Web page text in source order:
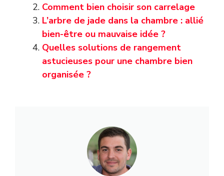
Comment bien choisir son carrelage
L’arbre de jade dans la chambre : allié
bien-être ou mauvaise idée ?
Quelles solutions de rangement
astucieuses pour une chambre bien
organisée ?